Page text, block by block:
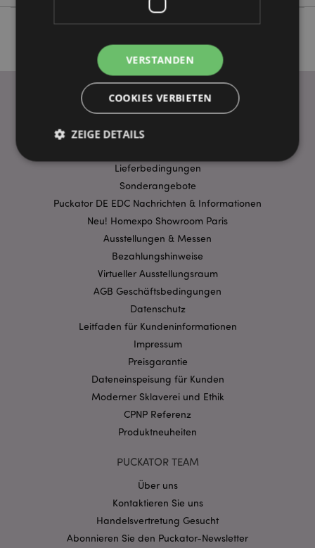
WICHTIGE INFORMATION
Lieferbedingungen
Sonderangebote
Puckator DE EDC Nachrichten & Informationen
Neu! Homexpo Showroom Paris
Ausstellungen & Messen
Bezahlungshinweise
Virtueller Ausstellungsraum
AGB Geschäftsbedingungen
Datenschutz
Leitfaden für Kundeninformationen
Impressum
Preisgarantie
Dateneinspeisung für Kunden
Moderner Sklaverei und Ethik
CPNP Referenz
Produktneuheiten
PUCKATOR TEAM
Über uns
Kontaktieren Sie uns
Handelsvertretung Gesucht
Abonnieren Sie den Puckator-Newsletter
VERSTANDEN
COOKIES VERBIETEN
ZEIGE DETAILS
Unbedingt notwendige
Leistungs
Ausrichten
Funktions
Streng-notwendige-Cookies ermöglichen
Kernfunktionen der Website wie die
Benutzeranmeldung und die Kontoverwaltung.
Ohne unbedingt notwendige cookies kann die
Website nicht richtig genutzt werden.
CookieScriptConsent
PHPSESSID
PHP.net
.www.puckator.de
Datenschutzbestimmungen von Google